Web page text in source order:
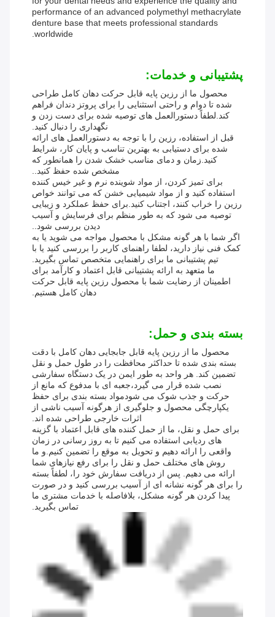
performance of an advanced polymethyl methacrylate
denture base that meets professional standards
worldwide.
پشتیبانی و خدمات:
محصول ما از رزین پایه قابل حرکت دهان کامل طراحی
شده تا دوام و راحتی استثنایی را برای پروتز دندان فراهم
کند.لطفاً دستورالعمل های توصیه شده برای دست زدن و
نگهداری را دنبال کنید.
قبل از استفاده، رزین را با توجه به دستورالعمل های ارائه
شده برای دستیابی به بهترین تناسب و پایان کار، شرایط
کنید.زمان و دمای مناسب خشک شدن را همانطور که
مشخص شده حفظ کنید..
برای تمیز کردن، از مواد شوینده نرم و غیر خیس کننده
استفاده کنید و از مواد شیمیایی خشن که می توانند خواص
رزین را خراب کنند، اجتناب کنید.برای حفظ عملکرد و زیبایی
توصیه می شود که به طور منظم برای فرسایش و آسیب
دیدن بررسی شود..
اگر شما با هر گونه مشکل با محصول مواجه می شوید یا به
کمک فنی نیاز دارید، لطفا راهنمای کاربر را بررسی کنید یا با
تیم پشتیبانی ما برای راهنمایی متخصص تماس بگیرید.
ما متعهد به ارائه پشتیبانی قابل اعتماد و کارآمد برای
اطمینان از رضایت شما با محصول رزین پایه قابل حرکت
دهان کامل هستیم.
بسته بندی و حمل:
محصول ما از رزین پایه قابل جابجایی دهان کامل با دقت
بسته بندی شده تا حداکثر محافظت را در طول حمل و نقل
تضمین کند. هر واحد به طور ایمن در یک دستگاه سفارشی
نصب شده قرار می گیرد،جعبه ای با مدفوع که مانع از
حرکت و جذب شوک می شودمواد بسته بندی برای حفظ
یکپارچگی محصول و جلوگیری از هرگونه آسیب ناشی از
اثرات خارجی طراحی شده اند.
برای حمل و نقل، ما از حمل کننده های قابل اعتماد با گزینه
های ردیابی استفاده می کنیم تا به روز رسانی در زمان
واقعی را ارائه دهیم و تحویل به موقع را تضمین کنیم.و ما
روش های مختلف حمل و نقل را برای رفع نیازهای شما
ارائه می دهیم. پس از دریافت سفارش خود را، لطفاً بسته
را برای هر گونه نشانه ای از آسیب بررسی کنید و در صورت
پیدا کردن هر گونه مشکل، بلافاصله با خدمات مشتری ما
تماس بگیرید.